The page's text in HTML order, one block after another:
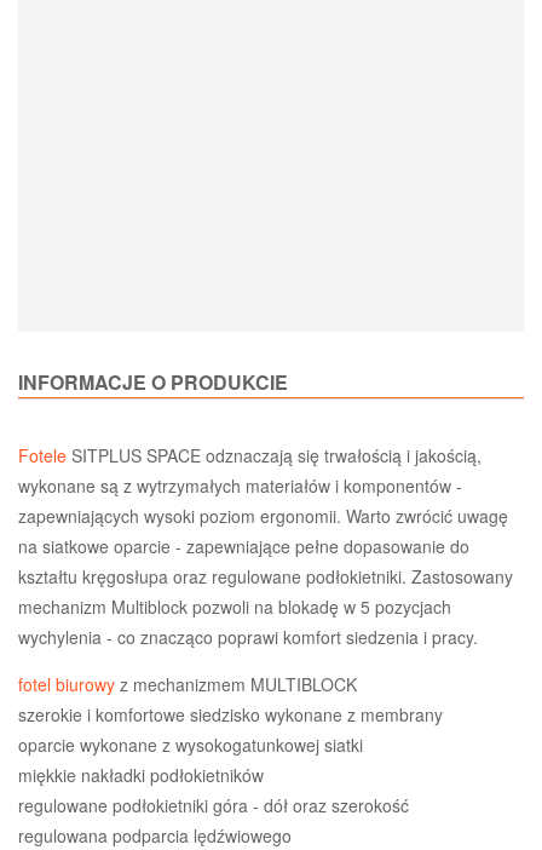
INFORMACJE O PRODUKCIE
Fotele SITPLUS SPACE odznaczają się trwałością i jakością,
wykonane są z wytrzymałych materiałów i komponentów -
zapewniających wysoki poziom ergonomii. Warto zwrócić uwagę
na siatkowe oparcie - zapewniające pełne dopasowanie do
kształtu kręgosłupa oraz regulowane podłokietniki. Zastosowany
mechanizm Multiblock pozwoli na blokadę w 5 pozycjach
wychylenia - co znacząco poprawi komfort siedzenia i pracy.
fotel biurowy z mechanizmem MULTIBLOCK
szerokie i komfortowe siedzisko wykonane z membrany
oparcie wykonane z wysokogatunkowej siatki
miękkie nakładki podłokietników
regulowane podłokietniki góra - dół oraz szerokość
regulowana podparcia lędźwiowego